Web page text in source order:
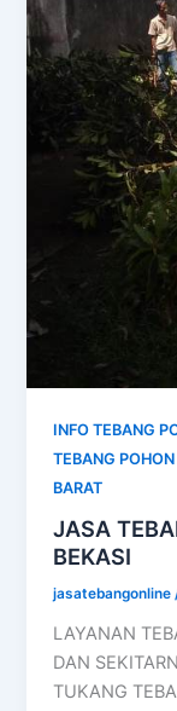
INFO TEBANG
TEBANG
BARAT
JASA
BEKASI
jasatebangonline
LAYANAN
DAN
TUKANG